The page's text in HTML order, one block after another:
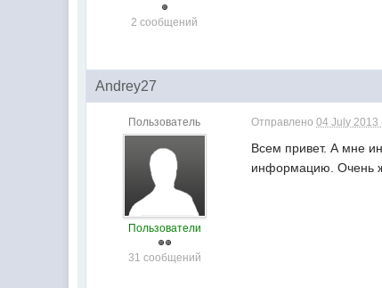
2 сообщений
Andrey27
Пользователь
Пользователи
31 сообщений
Отправлено04 July 2013
Всем привет. А мне
информацию. Очень